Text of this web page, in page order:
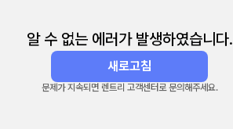
알 수 없는 에러가 발생하였습니다.
새로고침
문제가 지속되면 렌트리 고객센터로 문의해주세요.